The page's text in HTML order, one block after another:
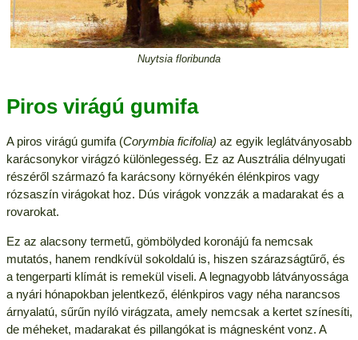
Nuytsia floribunda
Piros virágú gumifa
A piros virágú gumifa (Corymbia ficifolia) az egyik leglátványosabb
karácsonykor virágzó különlegesség. Ez az Ausztrália délnyugati
részéről származó fa karácsony környékén élénkpiros vagy
rózsaszín virágokat hoz. Dús virágok vonzzák a madarakat és a
rovarokat.
Ez az alacsony termetű, gömbölyded koronájú fa nemcsak
mutatós, hanem rendkívül sokoldalú is, hiszen szárazságtűrő, és
a tengerparti klímát is remekül viseli. A legnagyobb látványossága
a nyári hónapokban jelentkező, élénkpiros vagy néha narancsos
árnyalatú, sűrűn nyíló virágzata, amely nemcsak a kertet színesíti,
de méheket, madarakat és pillangókat is mágnesként vonz. A